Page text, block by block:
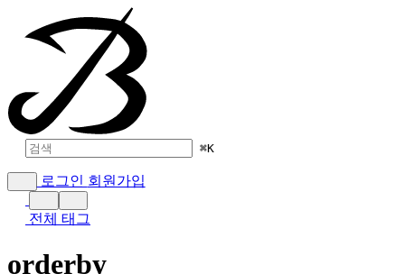
⌘K
로그인 회원가입
전체 태그
orderby